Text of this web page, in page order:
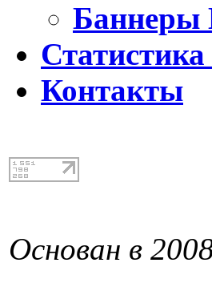
Статистика
Контакты
Основан в